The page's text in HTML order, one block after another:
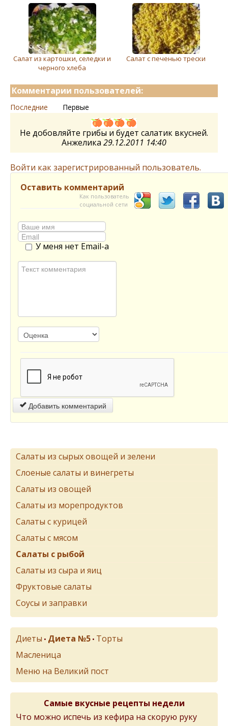
Салат из картошки, селедки и
черного хлеба
Салат с печенью трески
Комментарии пользователей:
Последние Первые
Не добовляйте грибы и будет салатик вкусней.
Анжелика 29.12.2011 14:40
Войти как зарегистрированный пользователь.
Оставить комментарий
Как пользователь
социальной сети
У меня нет Email-а
Добавить комментарий
Салаты из сырых овощей и зелени
Слоеные салаты и винегреты
Салаты из овощей
Салаты из морепродуктов
Салаты с курицей
Салаты с мясом
Салаты с рыбой
Салаты из сыра и яиц
Фруктовые салаты
Соусы и заправки
Диеты • Диета №5 • Торты
Масленица
Меню на Великий пост
Самые вкусные рецепты недели
Что можно испечь из кефира на скорую руку